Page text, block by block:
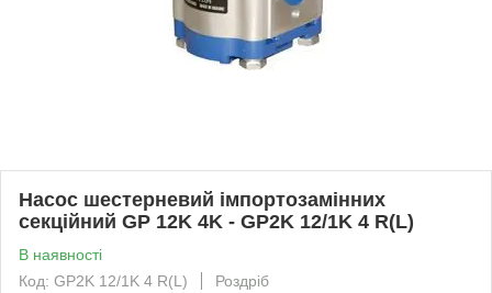
Насос шестерневий імпортозамінних
секційний GP 12K 4K - GP2K 12/1K 4 R(L)
В наявності
Код: GP2K 12/1K 4 R(L)
Роздріб